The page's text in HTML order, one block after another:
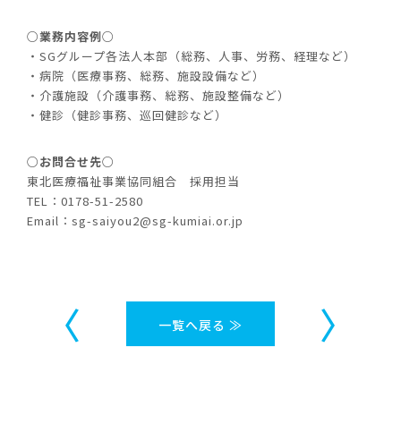
○業務内容例○
・SGグループ各法人本部（総務、人事、労務、経理など）
・病院（医療事務、総務、施設設備など）
・介護施設（介護事務、総務、施設整備など）
・健診（健診事務、巡回健診など）
○お問合せ先○
東北医療福祉事業協同組合 採用担当
TEL：0178-51-2580
Email：sg-saiyou2@sg-kumiai.or.jp
〈 一覧へ戻る ≫ 〉